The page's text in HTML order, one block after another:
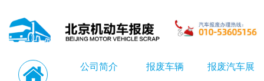
公司简介 报废车辆
报废汽车展